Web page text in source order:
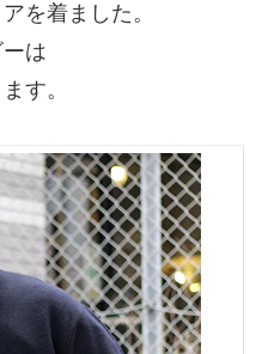
を着ました。
は
す。